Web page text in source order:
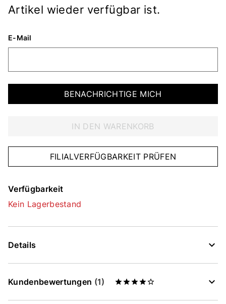
Artikel wieder verfügbar ist.
E-Mail
BENACHRICHTIGE MICH
IN DEN WARENKORB
FILIALVERFÜGBARKEIT PRÜFEN
Verfügbarkeit
Kein Lagerbestand
Details
Kundenbewertungen (1)